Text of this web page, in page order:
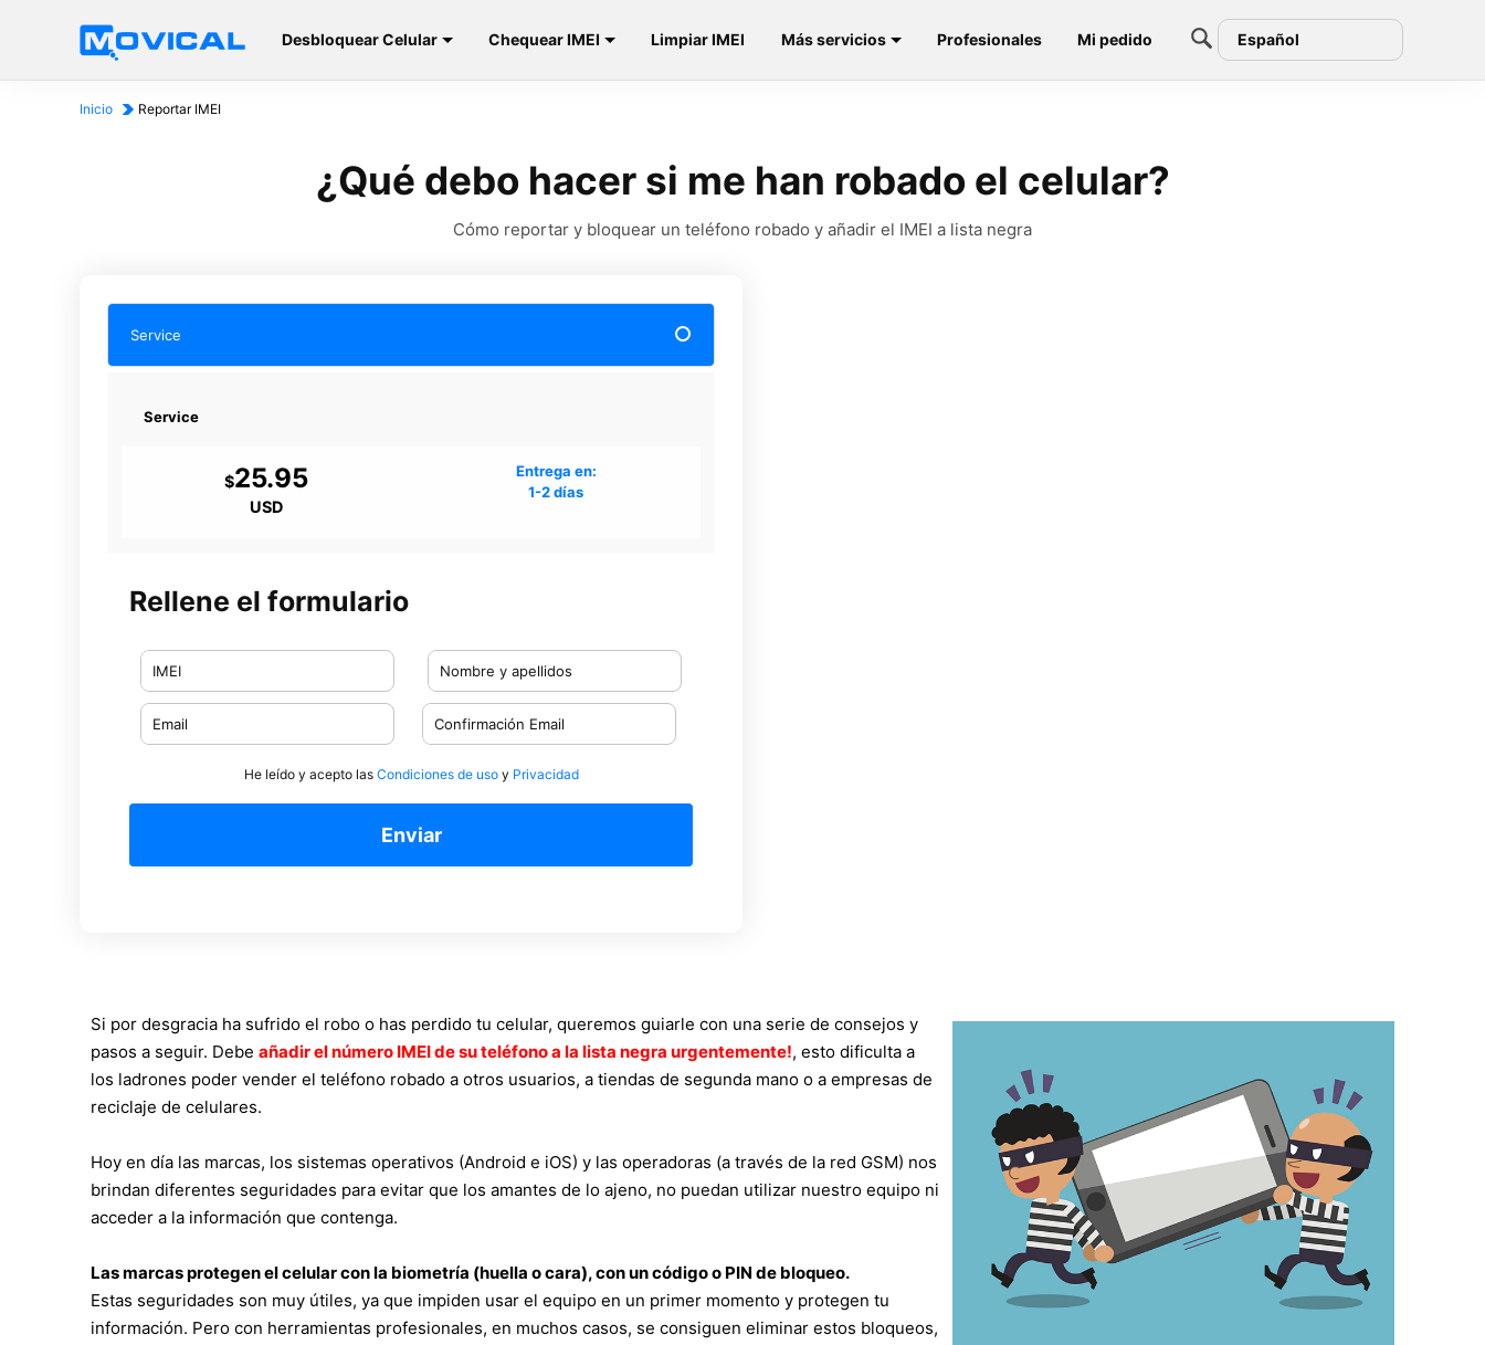
Desbloquear Celular Chequear IMEI Limpiar IMEI Más servicios Profesionales Mi pedido Español
Inicio Reportar IMEI
¿Qué debo hacer si me han robado el celular?
Cómo reportar y bloquear un teléfono robado y añadir el IMEI a lista negra
Service
$25.95
USD
Entrega en:
1-2 días
Service
Rellene el formulario
He leído y acepto las Condiciones de usoy Privacidad
Enviar
Si por desgracia ha sufrido el robo o has perdido tu celular, queremos guiarle con una serie de consejos y
pasos a seguir. Debe añadir el número IMEI de su teléfono a la lista negra urgentemente!, esto dificulta a
los ladrones poder vender el teléfono robado a otros usuarios, a tiendas de segunda mano o a empresas de
reciclaje de celulares.
Hoy en día las marcas, los sistemas operativos (Android e iOS) y las operadoras (a través de la red GSM) nos
brindan diferentes seguridades para evitar que los amantes de lo ajeno, no puedan utilizar nuestro equipo ni
acceder a la información que contenga.
Las marcas protegen el celular con la biometría (huella o cara), con un código o PIN de bloqueo.
Estas seguridades son muy útiles, ya que impiden usar el equipo en un primer momento y protegen tu
información. Pero con herramientas profesionales, en muchos casos, se consiguen eliminar estos bloqueos,